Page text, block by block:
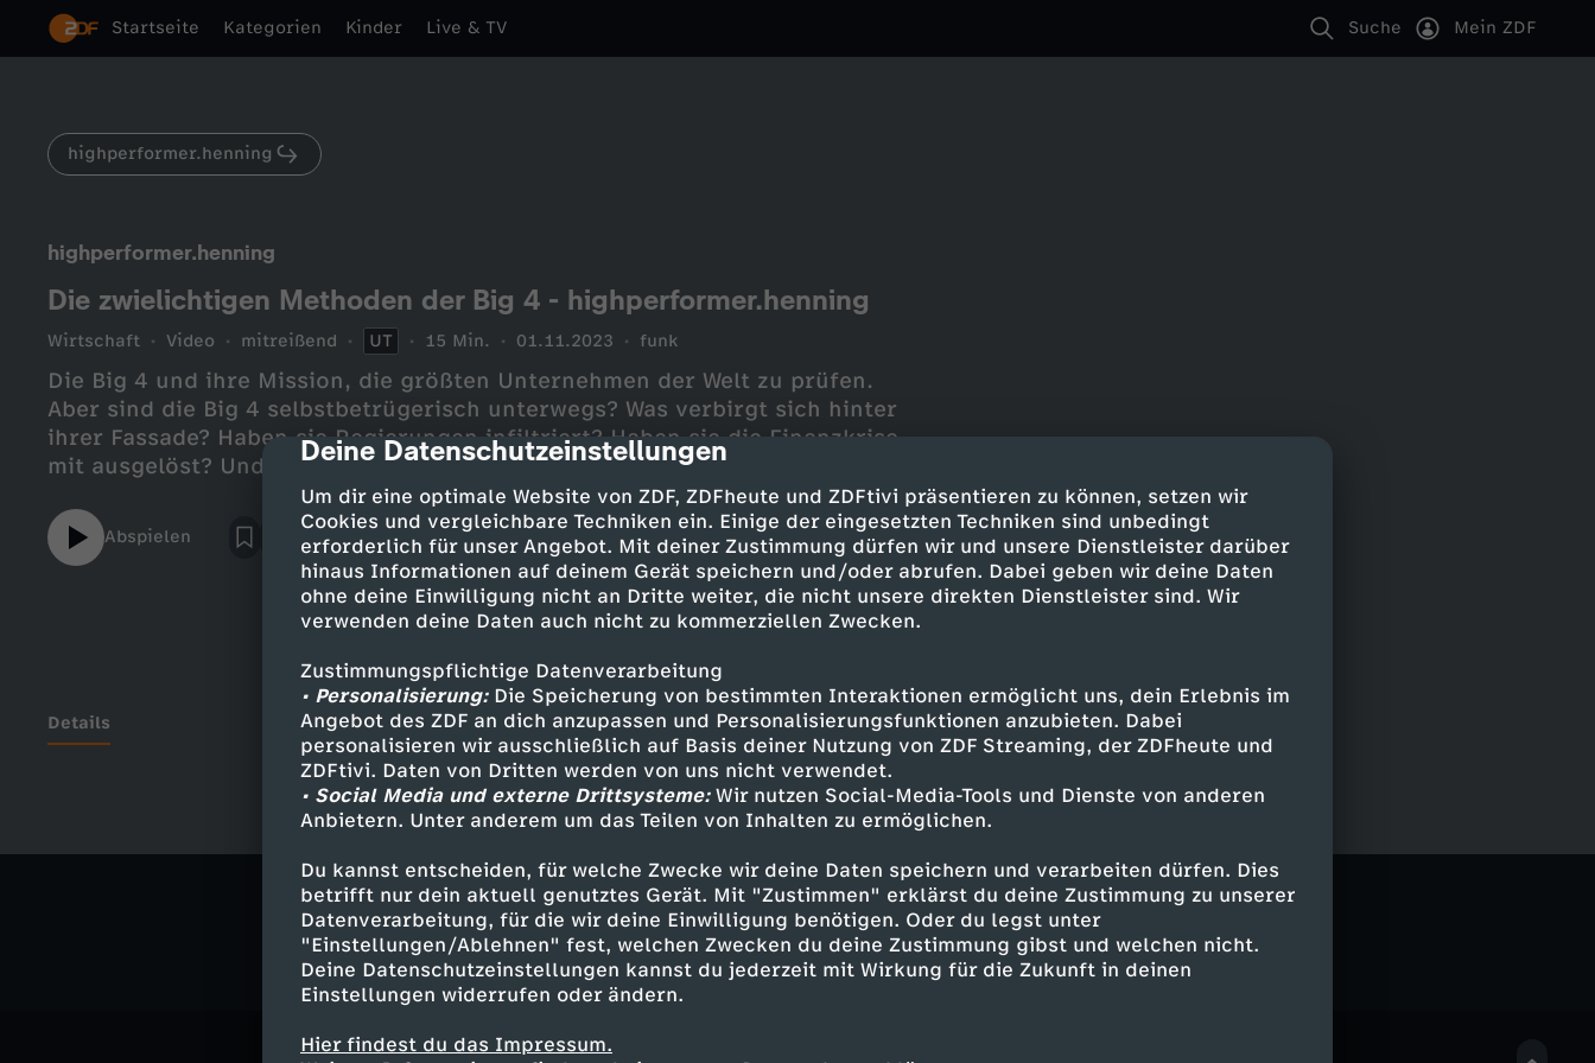
cmp-dialog-description
Deine Datenschutzeinstellungen
Um dir eine optimale Website von ZDF, ZDFheute und ZDFtivi präsentieren zu können, setzen wir
Cookies und vergleichbare Techniken ein. Einige der eingesetzten Techniken sind unbedingt
erforderlich für unser Angebot. Mit deiner Zustimmung dürfen wir und unsere Dienstleister darüber
hinaus Informationen auf deinem Gerät speichern und/oder abrufen. Dabei geben wir deine Daten
ohne deine Einwilligung nicht an Dritte weiter, die nicht unsere direkten Dienstleister sind. Wir
verwenden deine Daten auch nicht zu kommerziellen Zwecken.
Zustimmungspflichtige Datenverarbeitung
• Personalisierung:Die Speicherung von bestimmten Interaktionen ermöglicht uns, dein Erlebnis im
Angebot des ZDF an dich anzupassen und Personalisierungsfunktionen anzubieten. Dabei
personalisieren wir ausschließlich auf Basis deiner Nutzung von ZDF Streaming, der ZDFheute und
ZDFtivi. Daten von Dritten werden von uns nicht verwendet.
• Social Media und externe Drittsysteme:Wir nutzen Social-Media-Tools und Dienste von anderen
Anbietern. Unter anderem um das Teilen von Inhalten zu ermöglichen.
Du kannst entscheiden, für welche Zwecke wir deine Daten speichern und verarbeiten dürfen. Dies
betrifft nur dein aktuell genutztes Gerät. Mit "Zustimmen" erklärst du deine Zustimmung zu unserer
Datenverarbeitung, für die wir deine Einwilligung benötigen. Oder du legst unter
"Einstellungen/Ablehnen" fest, welchen Zwecken du deine Zustimmung gibst und welchen nicht.
Deine Datenschutzeinstellungen kannst du jederzeit mit Wirkung für die Zukunft in deinen
Einstellungen widerrufen oder ändern.
Hier findest du das Impressum.
Startseite Kategorien Kinder Live & TV Suche Mein ZDF
highperformer.henning
highperformer.henning
Die zwielichtigen Methoden der Big 4 - highperformer.henning
Wirtschaft Video mitreißend UT 15 Min. 01.11.2023 funk
Die Big 4 und ihre Mission, die größten Unternehmen der Welt zu prüfen.
Aber sind die Big 4 selbstbetrügerisch unterwegs? Was verbirgt sich hinter
ihrer Fassade? Haben sie Regierungen infiltriert? Haben sie die Finanzkrise
mit ausgelöst? Und waren es nicht eigentlich mal die Big 5?
Abspielen
Details
Ähnliche Inhalte entdecken
Wirtschaft Video mitreißend Untertitel highperformer.henning